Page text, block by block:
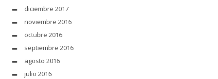
diciembre 2017
noviembre 2016
octubre 2016
septiembre 2016
agosto 2016
julio 2016